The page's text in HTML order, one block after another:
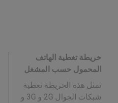
خريطة تغطية الهاتف
المحمول حسب المشغل
تمثل هذه الخريطة تغطية
شبكات الجوال 2G و 3G و